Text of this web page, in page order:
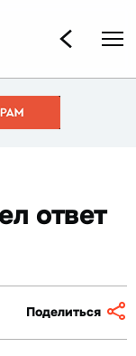
ответ
Поделиться